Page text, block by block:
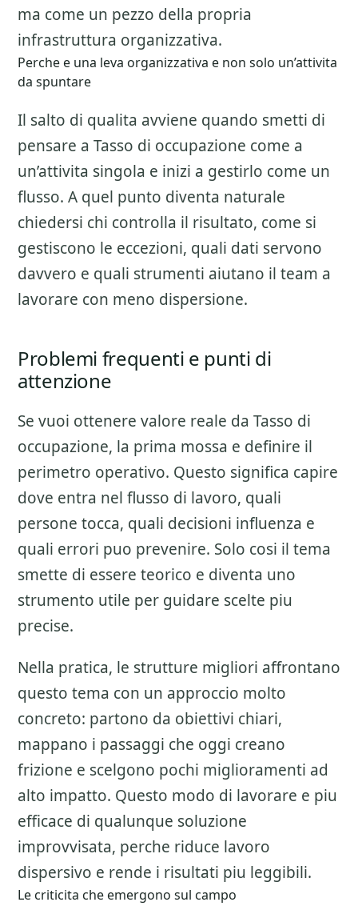
ma come un pezzo della propria
infrastruttura organizzativa.
Perche e una leva organizzativa e non solo un’attivita
da spuntare
Il salto di qualita avviene quando smetti di
pensare a Tasso di occupazione come a
un’attivita singola e inizi a gestirlo come un
flusso. A quel punto diventa naturale
chiedersi chi controlla il risultato, come si
gestiscono le eccezioni, quali dati servono
davvero e quali strumenti aiutano il team a
lavorare con meno dispersione.
Problemi frequenti e punti di
attenzione
Se vuoi ottenere valore reale da Tasso di
occupazione, la prima mossa e definire il
perimetro operativo. Questo significa capire
dove entra nel flusso di lavoro, quali
persone tocca, quali decisioni influenza e
quali errori puo prevenire. Solo cosi il tema
smette di essere teorico e diventa uno
strumento utile per guidare scelte piu
precise.
Nella pratica, le strutture migliori affrontano
questo tema con un approccio molto
concreto: partono da obiettivi chiari,
mappano i passaggi che oggi creano
frizione e scelgono pochi miglioramenti ad
alto impatto. Questo modo di lavorare e piu
efficace di qualunque soluzione
improvvisata, perche riduce lavoro
dispersivo e rende i risultati piu leggibili.
Le criticita che emergono sul campo